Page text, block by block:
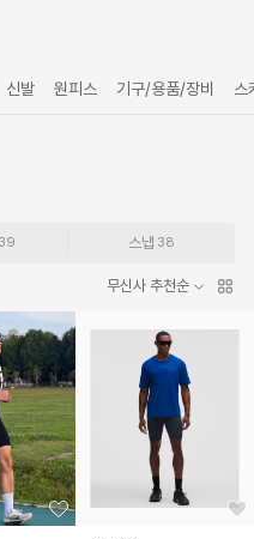
신발 원피스 기구/용품/장비 스
39 스냅 38
무신사 추천순